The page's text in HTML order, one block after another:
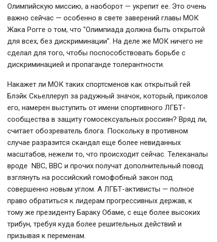
Олимпийскую миссию, а наоборот — укрепит ее. Это очень
важно сейчас — особенно в свете заверений главы МОК
Жака Рогге о том, что "Олимпиада должна быть открытой
для всех, без дискриминации". На деле же МОК ничего не
сделал для того, чтобы поспособствовать борьбе с
дискриминацией и пропаганде толерантности.
Накажет ли МОК таких спортсменов как открытый гей
Блэйк Скьеллеруп за радужный значок, который, приколов
его, намерен выступить от имени спортивного ЛГБТ-
сообщества в защиту гомосексуальных россиян? Вряд ли,
считает обозреватель блога. Поскольку в противном
случае разразится скандал еще более невиданных
масштабов, нежели то, что происходит сейчас. Телеканалы
вроде NBC, BBC и прочих получат дополнительный повод
взглянуть на российский гомофобный закон под
совершенно новым углом. А ЛГБТ-активисты — полное
право обратиться к лидерам прогрессивных держав, к
тому же президенту Бараку Обаме, с еще более высоких
трибун, требуя куда более решительных действий и
призывая к переменам.